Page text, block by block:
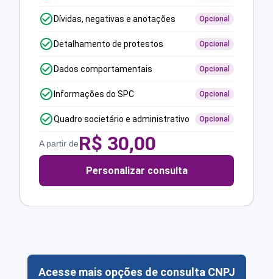
Dívidas, negativas e anotações Opcional
Detalhamento de protestos Opcional
Dados comportamentais Opcional
Informações do SPC Opcional
Quadro societário e administrativo Opcional
A partir deR$ 30,00
Personalizar consulta
Acesse mais opções de consulta CNPJ